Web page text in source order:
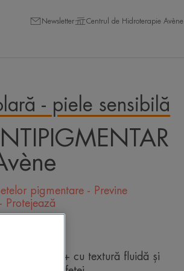
Newsletter Centrul de Hidroterapie Avène
- piele sensibilă
pigmentare - Previne
Protejează
SPF50+ cu textură fluidă și